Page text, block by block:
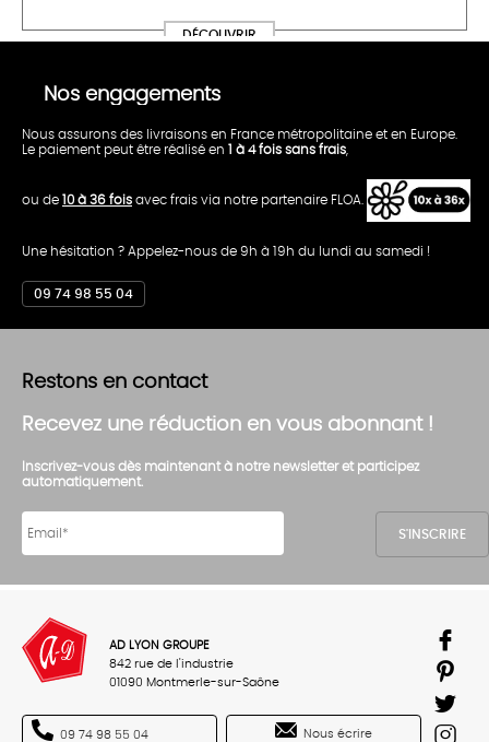
Nos engagements
Nous assurons des livraisons en France métropolitaine et en Europe.
Le paiement peut être réalisé en
1 à 4 fois sans frais
ou de 10 à 36 fois avec frais via notre partenaire FLOA.
Une hésitation ? Appelez-nous de 9h à 19h du lundi au samedi !
09 74 98 55 04
Restons en contact
Recevez une réduction en vous abonnant !
Inscrivez-vous dès maintenant à notre newsletter et participez
automatiquement.
AD LYON GROUPE
842 rue de l'industrie
01090 Montmerle-sur-Saône
09 74 98 55 04 Nous écrire